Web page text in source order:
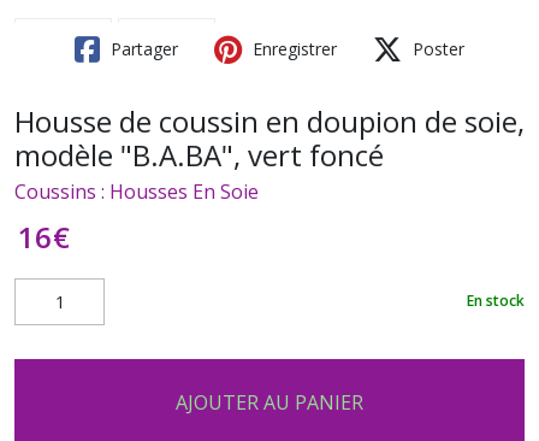
Partager Enregistrer Poster
Housse de coussin en doupion de soie,
modèle "B.A.BA", vert foncé
Coussins : Housses En Soie
16€
En stock
AJOUTER AU PANIER